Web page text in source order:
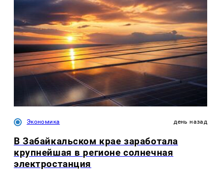
Экономика день назад
В Забайкальском крае заработала
крупнейшая в регионе солнечная
электростанция